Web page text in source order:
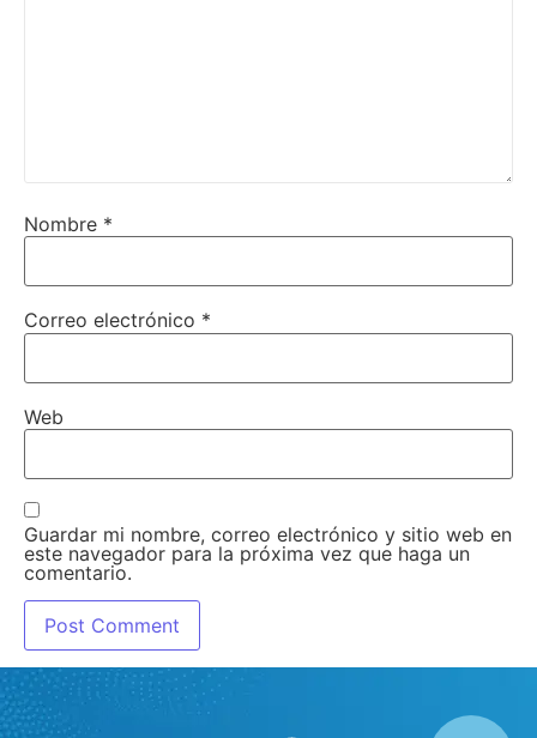
Nombre *
Correo electrónico *
Web
Guardar mi nombre, correo electrónico y sitio web en
este navegador para la próxima vez que haga un
comentario.